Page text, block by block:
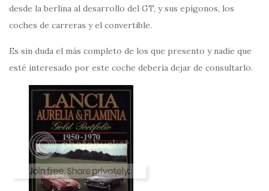
desde la berlina al desarrollo del GT, y sus epígonos, los
coches de carreras y el convertible.
Es sin duda el más completo de los que presento y nadie que
esté interesado por este coche debería dejar de consultarlo.